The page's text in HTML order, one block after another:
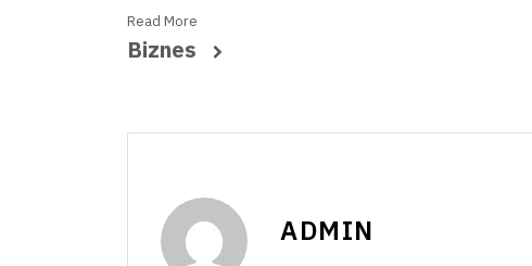
Read More
Biznes
ADMIN